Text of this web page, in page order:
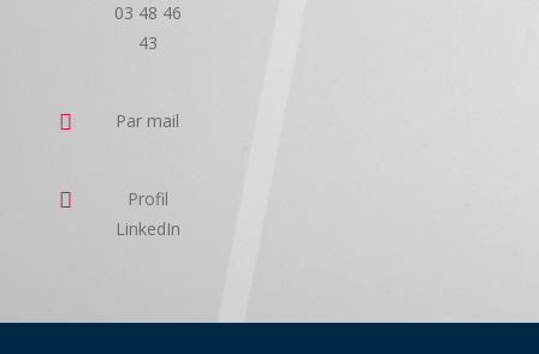
03 48 46
43
Par mail
Profil
LinkedIn